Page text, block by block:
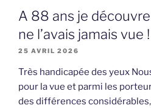
A 88 ans je
ne l’avais jamais vue !
25 AVRIL 2026
Très handicapée des yeux
pour la vue et parmi les
des différences